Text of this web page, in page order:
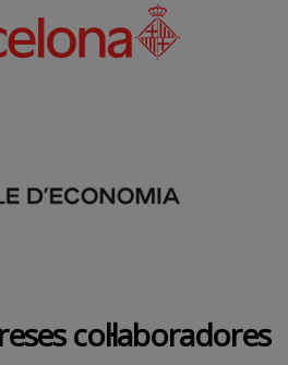
col·laboradores